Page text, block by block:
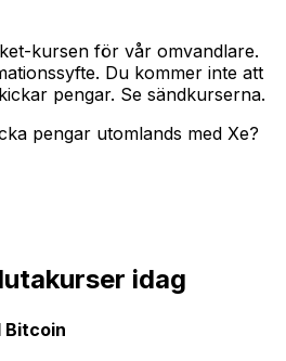
kursen för vår omvandlare.
Du kommer inte att
pengar. Se sändkurserna.
pengar utomlands med Xe?
idag
Bitcoin